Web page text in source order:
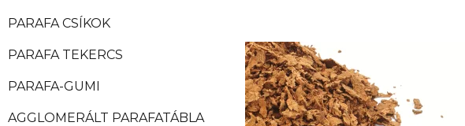
PARAFA CSÍKOK
PARAFA TEKERCS
PARAFA-GUMI
AGGLOMERÁLT PARAFATÁBLA